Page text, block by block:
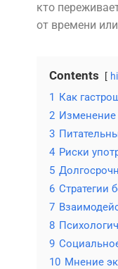
кто
от времени
Contents
1 Как
2 Изменение
3
4 Риски
5
6 Стратегии
7
8
9
10 Мнение